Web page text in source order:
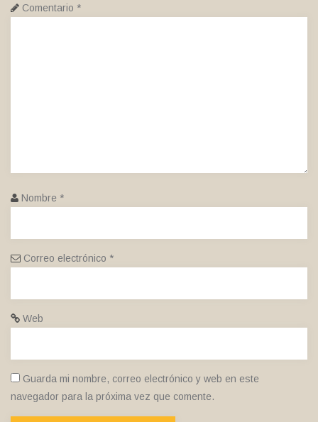
Comentario *
Nombre *
Correo electrónico *
Web
Guarda mi nombre, correo electrónico y web en este
navegador para la próxima vez que comente.